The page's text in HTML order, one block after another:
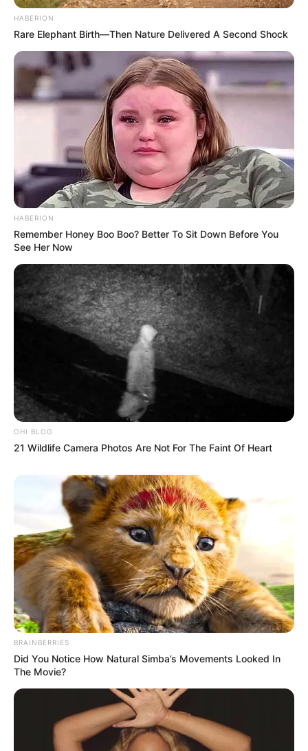
HABERION
Rare Elephant Birth—Then Nature Delivered A Second Shock
HABERION
Remember Honey Boo Boo? Better To Sit Down Before You
See Her Now
OHI BLOG
21 Wildlife Camera Photos Are Not For The Faint Of Heart
BRAINBERRIES
Did You Notice How Natural Simba’s Movements Looked In
The Movie?